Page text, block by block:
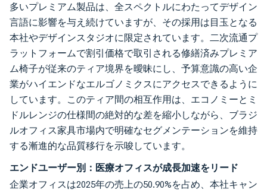
多いプレミアム製品は、全スペクトルにわたってデザイン
言語に影響を与え続けていますが、その採用は目玉となる
本社やデザインスタジオに限定されています。二次流通プ
ラットフォームで割引価格で取引される修繕済みプレミア
ム椅子が従来のティア境界を曖昧にし、予算意識の高い企
業がハイエンドなエルゴノミクスにアクセスできるように
しています。このティア間の相互作用は、エコノミーとミ
ドルレンジの仕様間の絶対的な差を縮小しながら、ブラジ
ルオフィス家具市場内で明確なセグメンテーションを維持
する漸進的な品質移行を示唆しています。
エンドユーザー別：医療オフィスが成長加速をリード
企業オフィスは2025年の売上の50.90%を占め、本社キャン